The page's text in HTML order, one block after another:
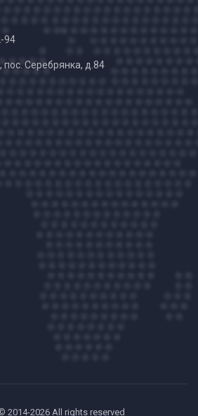
94
Серебрянка, д.84
2014-2026 All rights reserved